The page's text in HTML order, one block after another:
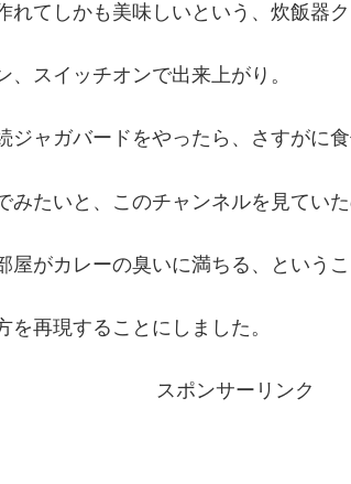
れてしかも美味しいという、炊飯器
スイッチオンで出来上がり。
ジャガバードをやったら、さすがに
みたいと、このチャンネルを見ていた
屋がカレーの臭いに満ちる、というこ
再現することにしました。
スポンサーリンク